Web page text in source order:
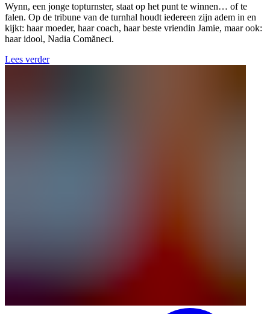
Wynn, een jonge topturnster, staat op het punt te winnen… of te
falen. Op de tribune van de turnhal houdt iedereen zijn adem in en
kijkt: haar moeder, haar coach, haar beste vriendin Jamie, maar ook:
haar idool, Nadia Comăneci.
Lees verder